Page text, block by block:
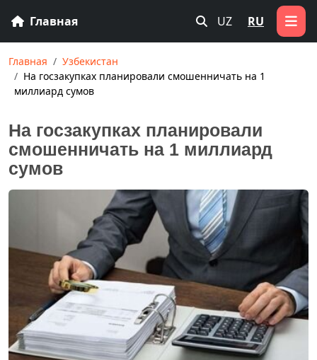
Главная UZ RU
Главная
Узбекистан
На госзакупках планировали смошенничать на 1
миллиард сумов
На госзакупках планировали
смошенничать на 1 миллиард
сумов